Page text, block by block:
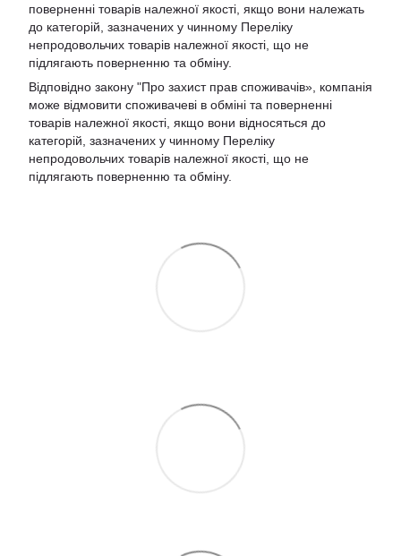
поверненні товарів належної якості, якщо вони належать
до категорій, зазначених у чинному Переліку
непродовольчих товарів належної якості, що не
підлягають поверненню та обміну.
Відповідно закону "Про захист прав споживачів» , компанія
може відмовити споживачеві в обміні та поверненні
товарів належної якості, якщо вони відносяться до
категорій, зазначених у чинному Переліку
непродовольчих товарів належної якості, що не
підлягають поверненню та обміну.